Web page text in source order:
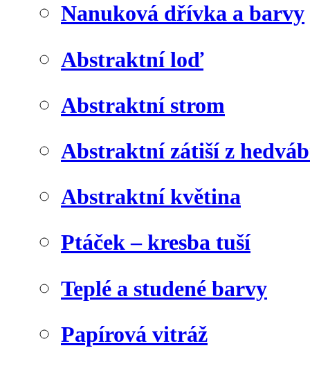
Nanuková dřívka a barvy
Abstraktní loď
Abstraktní strom
Abstraktní zátiší z
Abstraktní květina
Ptáček – kresba tuší
Teplé a studené barvy
Papírová vitráž